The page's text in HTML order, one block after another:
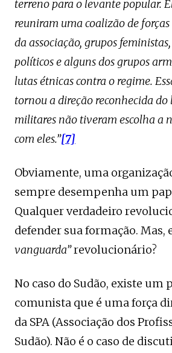
terreno para o levante popular.
reuniram uma coalizão de
da associação, grupos
políticos e alguns dos grupos
lutas étnicas contra o regime.
tornou a direção reconhecida do
militares não tiveram escolha a
com eles.”[7]
Obviamente, uma
sempre desempenha um
Qualquer verdadeiro
defender sua formação. Mas,
vanguarda”revolucionário?
No caso do Sudão, existe um
comunista que é uma força
da SPA (Associação dos
Sudão). Não é o caso de